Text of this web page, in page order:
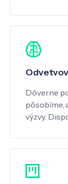
Dôverne
pôsobíme,
výzvy.